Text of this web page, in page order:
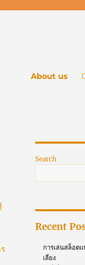
About us
Search
Recent
การเล่นสล็อต
เลี่ยง